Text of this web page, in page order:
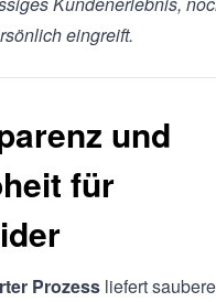
eingreift.
und
für
Prozess liefert